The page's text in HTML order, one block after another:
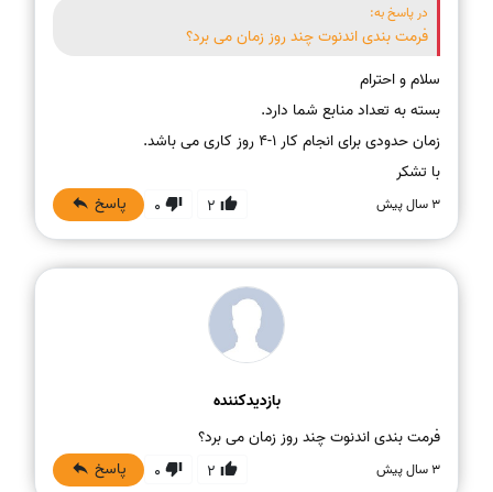
در پاسخ به:
فرمت بندی اندنوت چند روز زمان می برد؟
با تشکر
3 سال پیش 2
0 پاسخ
بازدیدکننده
فرمت بندی اندنوت چند روز زمان می برد؟
3 سال پیش 2
0 پاسخ